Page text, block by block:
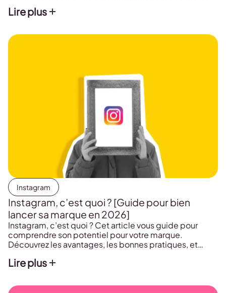
pour des reposts efficaces.
Lire plus
Instagram
Instagram, c’est quoi ? [Guide pour bien
lancer sa marque en 2026]
Instagram, c’est quoi ? Cet article vous guide pour
comprendre son potentiel pour votre marque.
Découvrez les avantages, les bonnes pratiques, et
atteindre vos objectifs.
Lire plus